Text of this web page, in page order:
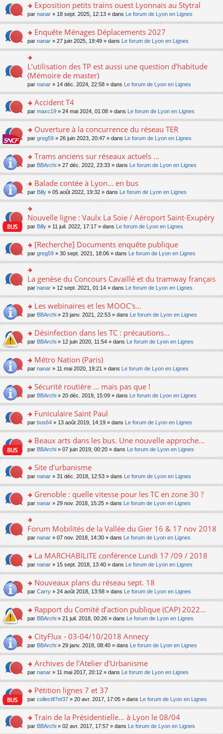
ult
er
le
m
e
s
g
e
n
o
lu
le
pl
u
s
e
nt
o
n
ult
er
le
m
s
a
e
n
o
lu
le
pl
u
s
e
nt
Exposition petits trains ouest Lyonnais au Stytral
par nanar » 18 sept. 2025, 12:13 » dans Le forum de Lyon en Lignes
o
n
s
ult
er
le
m
e
s
a
e
n
o
lu
le
pl
u
s
c
nt
Enquête Ménages Déplacements 2027
par nanar » 27 juin 2025, 19:49 » dans Le forum de Lyon en Lignes
n
s
ult
er
le
m
e
s
a
g
e
n
lu
le
pl
u
s
c
e
nt
L’utilisation des TP est aussi une question d’habitude
(Mémoire de master)
par nanar » 14 déc. 2024, 22:58 » dans Le forum de Lyon en Lignes
o
n
ult
er
le
m
e
a
g
e
n
o
lu
pl
u
s
ré
c
e
nt
Accident T4
par maxc19 » 24 mai 2024, 01:08 » dans Le forum de Lyon en Lignes
o
n
ult
er
le
m
e
s
g
e
n
o
lu
pl
u
s
ré
e
nt
Ouverture à la concurrence du réseau TER
par greg59 » 26 juin 2023, 20:47 » dans Le forum de Lyon en Lignes
o
n
ult
er
le
m
e
s
g
e
n
o
n
le
u
s
ré
e
nt
Trams anciens sur réseaux actuels ...
par BBArchi » 27 déc. 2022, 23:33 » dans Le forum de Lyon en Lignes
o
n
s
ult
er
le
m
e
s
a
e
n
o
n
le
u
s
ré
e
nt
Balade contée à Lyon... en bus
par Billy » 05 août 2022, 19:32 » dans Le forum de Lyon en Lignes
o
n
er
le
m
e
s
a
g
e
n
o
lu
le
pl
u
s
e
nt
Nouvelle ligne : Vaulx La Soie / Aéroport Saint-Exupéry
par Billy » 11 juil. 2022, 17:17 » dans Le forum de Lyon en Lignes
o
n
s
ult
er
le
m
e
s
g
e
n
o
lu
pl
u
s
c
e
nt
[Recherche] Documents enquête publique
par greg59 » 30 sept. 2021, 18:06 » dans Le forum de Lyon en Lignes
n
er
le
m
e
s
a
g
e
n
n
lu
le
pl
u
c
e
nt
La genèse du Concours Cavaillé et du tramway français
par nanar » 12 sept. 2021, 01:14 » dans Le forum de Lyon en Lignes
o
n
ult
er
le
m
e
a
g
e
n
n
le
pl
u
ré
c
e
nt
Les webinaires et les MOOC's...
par BBArchi » 23 janv. 2021, 22:53 » dans Le forum de Lyon en Lignes
o
n
ult
er
le
m
e
a
g
e
n
n
le
pl
u
ré
c
e
nt
Désinfection dans les TC : précautions...
par BBArchi » 12 juin 2020, 11:54 » dans Le forum de Lyon en Lignes
o
n
ult
er
le
m
e
a
g
e
n
n
le
pl
u
s
ré
c
e
nt
Métro Nation (Paris)
par nanar » 11 mai 2020, 19:21 » dans Le forum de Lyon en Lignes
o
n
ult
er
le
m
e
a
g
e
n
n
le
pl
u
s
c
e
nt
Sécurité routière ... mais pas que !
par BBArchi » 20 déc. 2019, 15:09 » dans Le forum de Lyon en Lignes
o
n
ult
er
le
m
e
a
g
e
n
o
lu
pl
u
s
c
e
nt
Funiculaire Saint Paul
par bus64 » 13 août 2019, 14:19 » dans Le forum de Lyon en Lignes
o
n
ult
er
le
m
e
s
g
e
n
o
lu
pl
u
s
c
e
nt
Beaux arts dans les bus. Une nouvelle approche...
par BBArchi » 07 juin 2019, 00:20 » dans Le forum de Lyon en Lignes
o
n
ult
er
le
m
e
s
g
e
n
o
lu
pl
u
s
c
e
nt
Site d'urbanisme
par nanar » 31 déc. 2018, 12:53 » dans Le forum de Lyon en Lignes
o
n
s
ult
er
le
m
e
s
g
e
n
o
lu
pl
u
s
c
e
nt
Grenoble : quelle vitesse pour les TC en zone 30 ?
par nanar » 29 nov. 2018, 15:25 » dans Le forum de Lyon en Lignes
o
n
er
le
m
e
s
a
g
e
n
n
lu
le
pl
u
c
e
nt
Forum Mobilités de la Vallée du Gier 16 & 17 nov 2018
par nanar » 07 nov. 2018, 14:30 » dans Le forum de Lyon en Lignes
o
n
ult
er
le
m
e
a
g
e
n
n
le
pl
u
ré
c
La MARCHABILITE conférence Lundi 17 /09 / 2018
par nanar » 15 sept. 2018, 13:40 » dans Le forum de Lyon en Lignes
o
n
ult
er
le
m
e
a
g
e
n
n
le
pl
Nouveaux plans du réseau sept. 18
par Carry » 24 août 2018, 13:58 » dans Le forum de Lyon en Lignes
o
n
ult
er
le
m
e
a
g
e
n
n
Rapport du Comité d’action publique (CAP) 2022...
par BBArchi » 21 juil. 2018, 00:26 » dans Le forum de Lyon en Lignes
o
n
ult
er
le
m
e
a
g
CityFlux - 03-04/10/2018 Annecy
par BBArchi » 29 janv. 2018, 08:40 » dans Le forum de Lyon en Lignes
o
n
ult
er
le
m
e
Archives de l'Atelier d'Urbanisme
par nanar » 11 mai 2017, 20:12 » dans Le forum de Lyon en Lignes
o
n
ult
er
Pétition lignes 7 et 37
par collectif7et37 » 20 avr. 2017, 17:05 » dans Le forum de Lyon en Lignes
o
Train de la Présidentielle... à Lyon le 08/04
par BBArchi » 02 avr. 2017, 17:57 » dans Le forum de Lyon en Lignes